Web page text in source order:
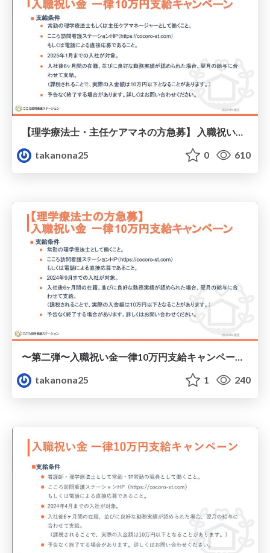
【理学療法士・主任ケアマネの方急募】 入職祝い金 一律10万円支給キャンペーン
takanona25
0 610
takanona25
1 240